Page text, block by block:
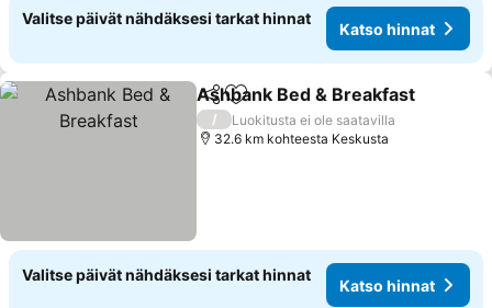
Valitse päivät nähdäksesi tarkat hinnat
Katso hinnat
Jaa Lisää suosikkeihin
Ashbank Bed & Breakfast
/
Luokitusta ei ole saatavilla
32.6 km kohteesta Keskusta
Valitse päivät nähdäksesi tarkat hinnat
Katso hinnat